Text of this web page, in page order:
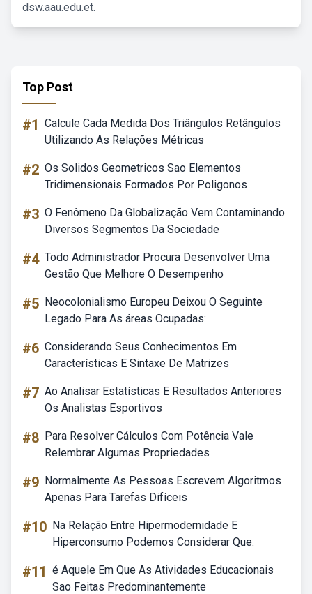
dsw.aau.edu.et.
Top Post
#1 Calcule Cada Medida Dos Triângulos Retângulos
Utilizando As Relações Métricas
#2 Os Solidos Geometricos Sao Elementos
Tridimensionais Formados Por Poligonos
#3 O Fenômeno Da Globalização Vem Contaminando
Diversos Segmentos Da Sociedade
#4 Todo Administrador Procura Desenvolver Uma
Gestão Que Melhore O Desempenho
#5 Neocolonialismo Europeu Deixou O Seguinte
Legado Para As áreas Ocupadas:
#6 Considerando Seus Conhecimentos Em
Características E Sintaxe De Matrizes
#7 Ao Analisar Estatísticas E Resultados Anteriores
Os Analistas Esportivos
#8 Para Resolver Cálculos Com Potência Vale
Relembrar Algumas Propriedades
#9 Normalmente As Pessoas Escrevem Algoritmos
Apenas Para Tarefas Difíceis
#10 Na Relação Entre Hipermodernidade E
Hiperconsumo Podemos Considerar Que:
#11 é Aquele Em Que As Atividades Educacionais
Sao Feitas Predominantemente